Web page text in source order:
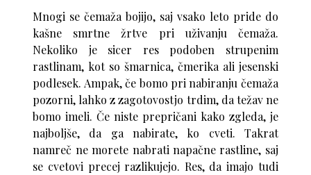
Mnogi se čemaža bojijo, saj vsako leto pride do
kašne smrtne žrtve pri uživanju čemaža.
Nekoliko je sicer res podoben strupenim
rastlinam, kot so šmarnica, čmerika ali jesenski
podlesek. Ampak, če bomo pri nabiranju čemaža
pozorni, lahko z zagotovostjo trdim, da težav ne
bomo imeli. Če niste prepričani kako zgleda, je
najboljše, da ga nabirate, ko cveti. Takrat
namreč ne morete nabrati napačne rastline, saj
se cvetovi precej razlikujejo. Res, da imajo tudi